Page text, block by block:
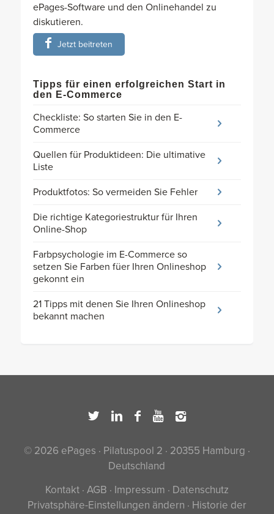
ePages-Software und den Onlinehandel zu
diskutieren.
Jetzt beitreten
Tipps für einen erfolgreichen Start in
den E-Commerce
Checkliste: So starten Sie in den E-
Commerce
Quellen für Produktideen: Die ultimative
Liste
Produktfotos: So vermeiden Sie Fehler
Die richtige Kategoriestruktur für Ihren
Online-Shop
Farbpsychologie im E-Commerce so
setzen Sie Farben füer Ihren Onlineshop
gekonnt ein
21 Tipps mit denen Sie Ihren Onlineshop
bekannt machen
© 2026 ePages · Pilatuspool 2 · 20355 Hamburg ·
Deutschland
Kontakt· AGB · Impressum · Datenschutz
Privatsphäre-Einstellungen ändern · Historie der